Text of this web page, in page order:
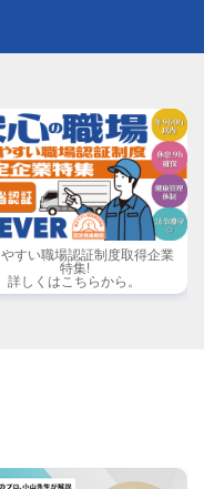
すい職場認証制度取得企業
特集!
詳しくはこちらから。